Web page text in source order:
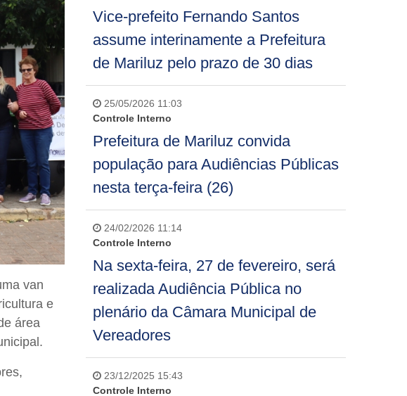
van
e
área
Vice-prefeito Fernando Santos
assume interinamente a Prefeitura
de Mariluz pelo prazo de 30 dias
25/05/2026 11:03
Controle Interno
Prefeitura de Mariluz convida
população para Audiências Públicas
nesta terça-feira (26)
24/02/2026 11:14
Controle Interno
Na sexta-feira, 27 de fevereiro, será
realizada Audiência Pública no
plenário da Câmara Municipal de
Vereadores
23/12/2025 15:43
Controle Interno